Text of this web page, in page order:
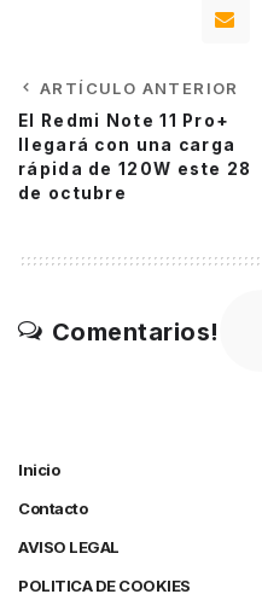
ARTÍCULO ANTERIOR
El Redmi Note 11 Pro+
llegará con una carga
rápida de 120W este 28
de octubre
Comentarios!
Inicio
Contacto
AVISO LEGAL
POLITICA DE COOKIES